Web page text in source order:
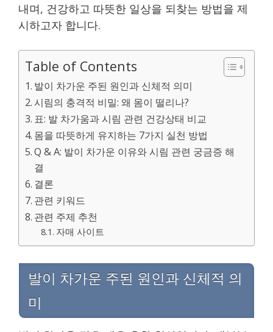
내며, 건강하고 따뜻한 일상을 되찾는 방법을 제
시하고자 합니다.
Table of Contents
발이 차가운 주된 원인과 신체적 의미
시림의 충격적 비밀: 왜 몸이 떨리나?
표: 발 차가움과 시림 관련 건강상태 비교
몸을 따뜻하게 유지하는 7가지 실천 방법
Q & A: 발이 차가운 이유와 시림 관련 궁금증 해
결
결론
관련 키워드
관련 주제 추천
자매 사이트
발이 차가운 주된 원인과 신체적 의
미